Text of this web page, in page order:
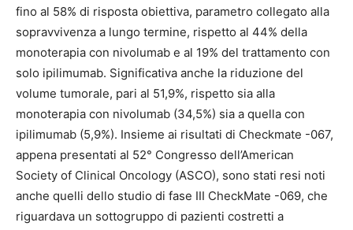
fino al 58% di risposta obiettiva, parametro collegato alla
sopravvivenza a lungo termine, rispetto al 44% della
monoterapia con nivolumab e al 19% del trattamento con
solo ipilimumab. Significativa anche la riduzione del
volume tumorale, pari al 51,9%, rispetto sia alla
monoterapia con nivolumab (34,5%) sia a quella con
ipilimumab (5,9%). Insieme ai risultati di Checkmate -067,
appena presentati al 52° Congresso dell’American
Society of Clinical Oncology (ASCO), sono stati resi noti
anche quelli dello studio di fase III CheckMate -069, che
riguardava un sottogruppo di pazienti costretti a